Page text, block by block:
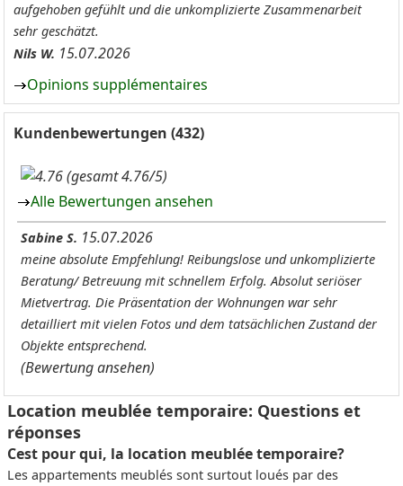
aufgehoben gefühlt und die unkomplizierte Zusammenarbeit
sehr geschätzt.
Nils W. 15.07.2026
Opinions supplémentaires
Kundenbewertungen (432)
(gesamt 4.76/5)
Alle Bewertungen ansehen
Sabine S. 15.07.2026
meine absolute Empfehlung! Reibungslose und unkomplizierte
Beratung/ Betreuung mit schnellem Erfolg. Absolut seriöser
Mietvertrag. Die Präsentation der Wohnungen war sehr
detailliert mit vielen Fotos und dem tatsächlichen Zustand der
Objekte entsprechend.
(Bewertung ansehen)
Location meublée temporaire: Questions et
réponses
Cest pour qui, la location meublée temporaire?
Les appartements meublés sont surtout loués par des